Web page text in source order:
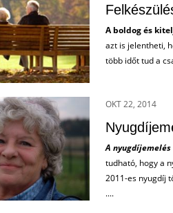
A boldog és
azt is jelentheti,
több időt tud a
OKT 22, 2014
A
tudható, hogy a
2011-es nyugdíj
....